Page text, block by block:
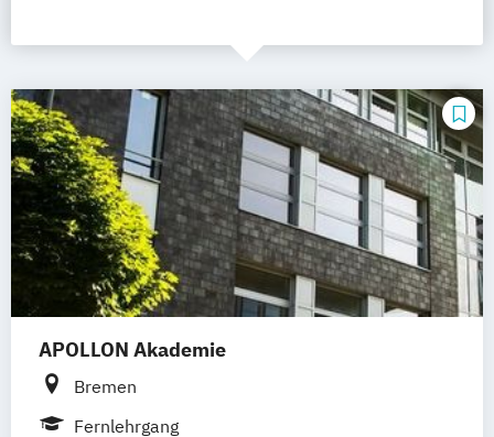
APOLLON Akademie
Bremen
Fernlehrgang